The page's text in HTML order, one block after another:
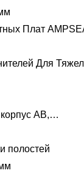
Плат
Для
AB,
полостей